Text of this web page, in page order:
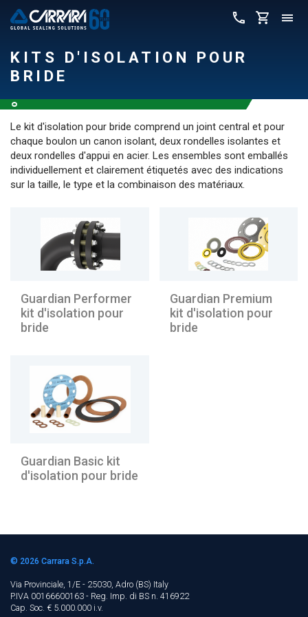
KITS D'ISOLATION POUR
BRIDE
Le kit d'isolation pour bride comprend un joint central et pour
chaque boulon un canon isolant, deux rondelles isolantes et
deux rondelles d'appui en acier. Les ensembles sont emballés
individuellement et clairement étiquetés avec des indications
sur la taille, le type et la combinaison des matériaux.
Guardian Performer
kit d'isolation pour
bride
Guardian Premium
kit d'isolation pour
bride
Guardian Basic kit
d'isolation pour bride
© 2026 Carrara S.p.A.
Via Provinciale, 1/E - 25030, Adro (BS) Italy
P.IVA 00166600163 - Reg. Imp. di BS n. 416922
Cap. Soc. € 5.000.000 i.v.